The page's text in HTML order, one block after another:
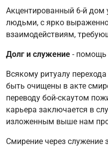
Акцентированный 6-й дом
людьми, с ярко
взаимодействиям,
Долг и служение - помощь
Всякому ритуалу
быть очищены в акте
переводу бой-скаутом
карьера заключается в
изложенным выше нам
Смирение через служение